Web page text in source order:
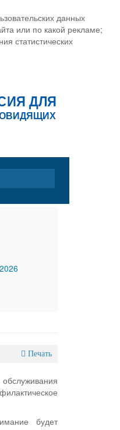
данных
или по какой рекламе;
статистических
Печать
будет